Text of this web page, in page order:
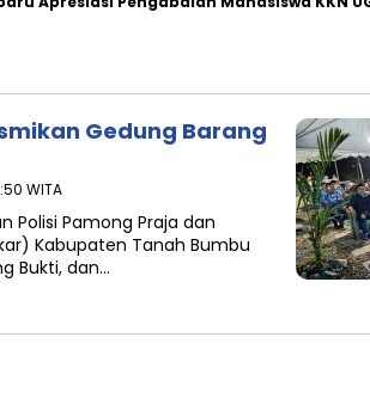
Gedung Barang
WITA
Polisi Pamong Praja dan
Kabupaten Tanah Bumbu
Bukti, dan…